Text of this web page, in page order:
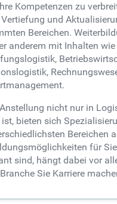
Kompetenzen zu
und
Bereichen.
anderem mit Inhalten wie
nicht nur in
bieten sich
Bereichen
für
sind, hängt dabei vor
Sie Karriere